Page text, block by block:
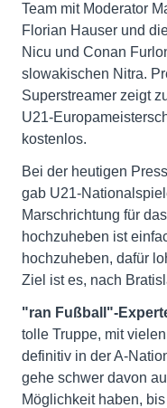
Team mit Moderator
Florian Hauser und
Nicu und Conan
slowakischen Nitra.
Superstreamer zeigt
U21-
kostenlos.
Bei der heutigen
gab U21-
Marschrichtung für
hochzuheben ist
hochzuheben, dafür
Ziel ist es, nach
"ran Fußball"-
tolle Truppe, mit
definitiv in der A-
gehe schwer davon
Möglichkeit haben,